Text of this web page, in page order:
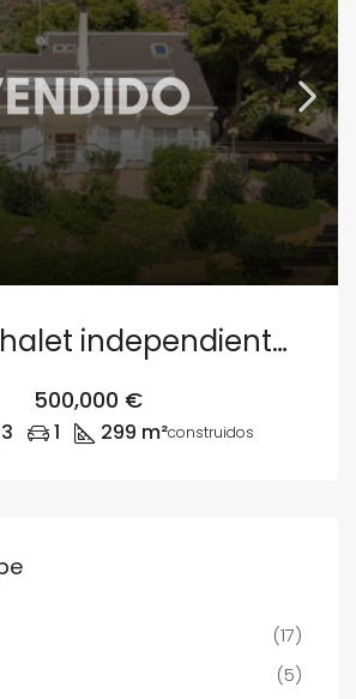
Casa / Chalet independiente en venta en El Picayo, Sagunt
500,000 €
3 1 299 m²construidos
(17)
(5)